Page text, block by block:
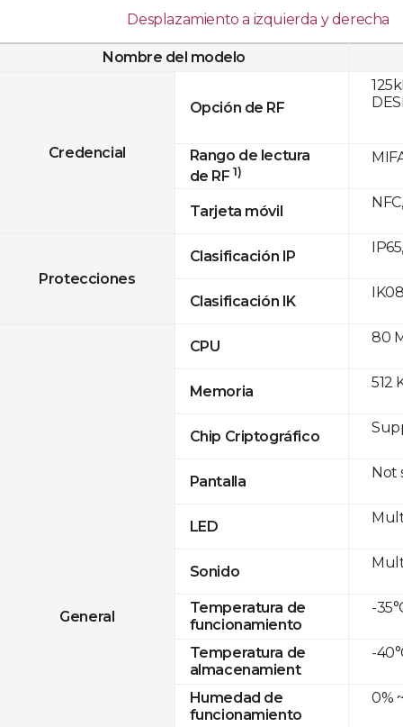
Desplazamiento a izquierda y derecha
Nombre del modelo
Credencial
Opción de RF
Rango de lectura
de RF 1)
Tarjeta móvil
Protecciones
Clasificación IP
Clasificación IK
General
CPU
Memoria
Chip Criptográfico
Pantalla
LED
Sonido
Temperatura de
funcionamiento
Temperatura de
almacenamient
Humedad de
funcionamiento
80
512
Not
-
-
0%